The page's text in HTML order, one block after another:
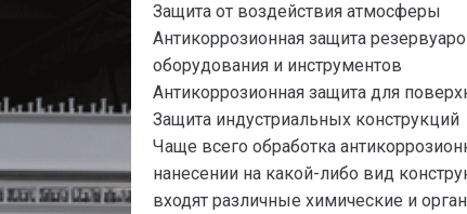
Защита от воздействия атмосферы
Антикоррозионная защита
оборудования и инструментов
Антикоррозионная защита для
Защита индустриальных конструкций
Чаще всего обработка
нанесении на какой-либо вид
входят различные химические и